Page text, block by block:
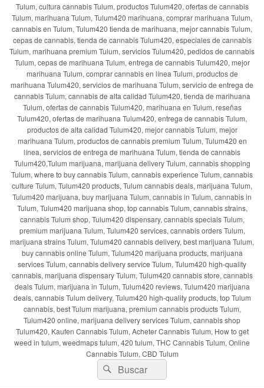
Tulum, cultura cannabis Tulum, productos Tulum420, ofertas de cannabis
Tulum, marihuana Tulum, Tulum420 marihuana, comprar marihuana Tulum,
cannabis en Tulum, Tulum420 tienda de marihuana, mejor cannabis Tulum,
cepas de cannabis, tienda de cannabis Tulum420, especiales de cannabis
Tulum, marihuana premium Tulum, servicios Tulum420, pedidos de cannabis
Tulum, cepas de marihuana Tulum, entrega de cannabis Tulum420, mejor
marihuana Tulum, comprar cannabis en línea Tulum, productos de
marihuana Tulum420, servicios de marihuana Tulum, servicio de entrega de
cannabis Tulum, cannabis de alta calidad Tulum420, tienda de marihuana
Tulum, ofertas de cannabis Tulum420, marihuana en Tulum, reseñas
Tulum420, ofertas de marihuana Tulum420, entrega de cannabis Tulum,
productos de alta calidad Tulum420, mejor cannabis Tulum, mejor
marihuana Tulum, productos de cannabis premium Tulum, Tulum420 en
línea, servicios de entrega de marihuana Tulum, tienda de cannabis
Tulum420,Tulum marijuana, marijuana delivery Tulum, cannabis shopping
Tulum, where to buy cannabis Tulum, cannabis experience Tulum, cannabis
culture Tulum, Tulum420 products, Tulum cannabis deals, marijuana Tulum,
Tulum420 marijuana, buy marijuana Tulum, cannabis in Tulum, cannabis in
Tulum, Tulum420 marijuana shop, top cannabis Tulum, cannabis strains,
cannabis Tulum shop, Tulum420 dispensary, cannabis specials Tulum,
premium marijuana Tulum, Tulum420 services, cannabis orders Tulum,
marijuana strains Tulum, Tulum420 cannabis delivery, best marijuana Tulum,
buy cannabis online Tulum, Tulum420 marijuana products, marijuana
services Tulum, cannabis delivery service Tulum, Tulum420 high-quality
cannabis, marijuana dispensary Tulum, Tulum420 cannabis store, cannabis
deals Tulum, marijuana in Tulum, Tulum420 reviews, Tulum420 marijuana
deals, cannabis Tulum delivery, Tulum420 high-quality products, top Tulum
cannabis, best Tulum marijuana, premium cannabis products Tulum,
Tulum420 online, marijuana delivery services Tulum, cannabis shop
Tulum420, Kaufen Cannabis Tulum, Acheter Cannabis Tulum, How to get
weed in tulum, weedmaps tulum, 420 tulum, THC Cannabis Tulum, Online
Cannabis Tulum, CBD Tulum
Buscar
por:
Buscar